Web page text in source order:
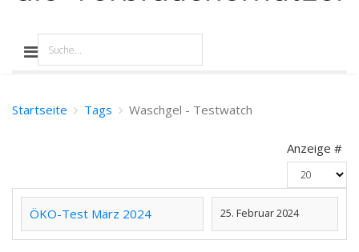
Startseite Tags Waschgel - Testwatch
Anzeige #
ÖKO-Test März 2024 25. Februar 2024